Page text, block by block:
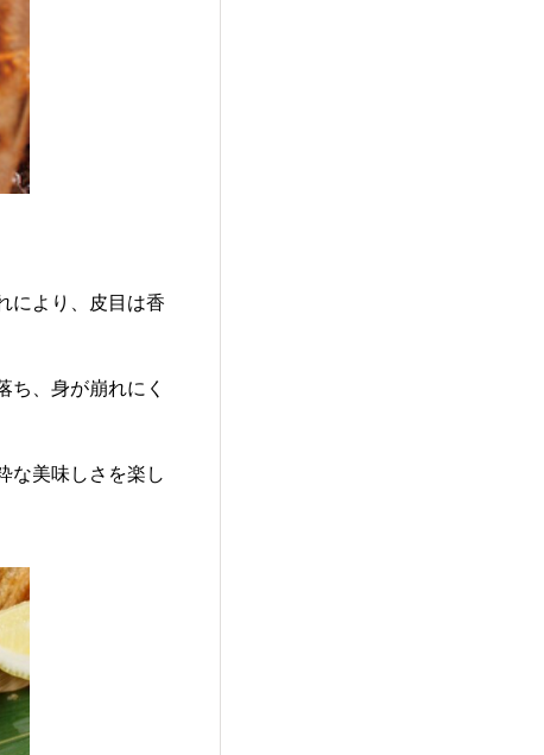
により、皮目は香
、身が崩れにく
な美味しさを楽し